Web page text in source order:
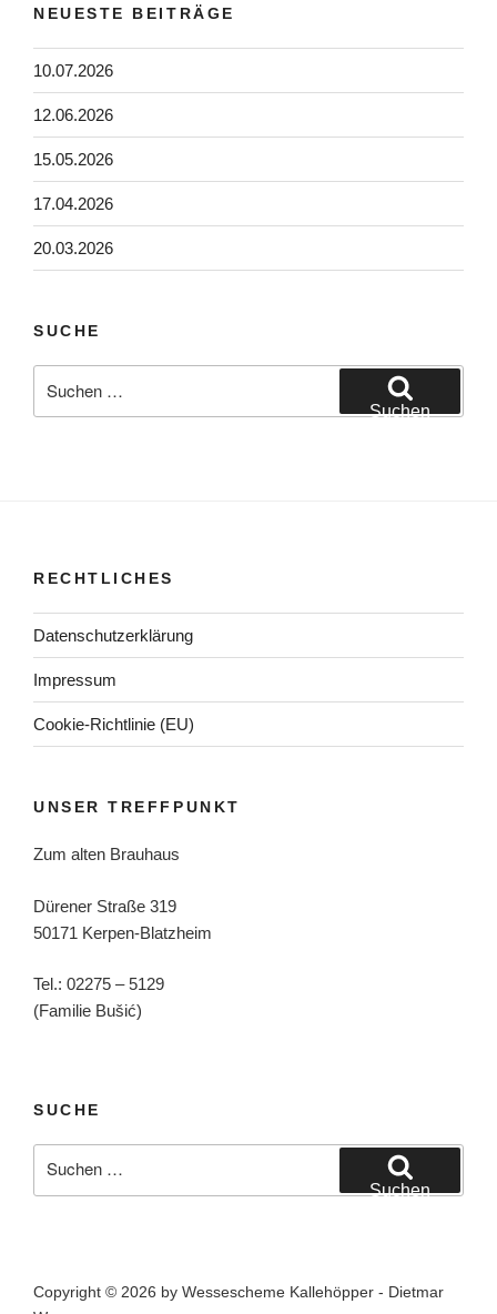
NEUESTE BEITRÄGE
10.07.2026
12.06.2026
15.05.2026
17.04.2026
20.03.2026
SUCHE
nach:
Suchen
RECHTLICHES
Datenschutzerklärung
Impressum
Cookie-Richtlinie (EU)
UNSER TREFFPUNKT
Zum alten Brauhaus
Dürener Straße 319
50171 Kerpen-Blatzheim
Tel.: 02275 – 5129
(Familie Bušić)
SUCHE
Suchen
Copyright © 2026 by Wessescheme Kallehöpper - Dietmar